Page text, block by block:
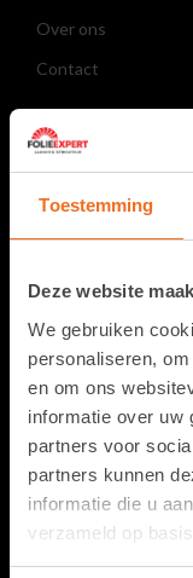
Toestemming
Deze website
We gebruiken
personaliseren,
en om ons
informatie over uw
partners voor
partners kunnen
informatie die u
verzameld op
Over ons
Contact
PPF folie
Ceramic coating ppf
Steenslag folie
Automotive paint
PPF folie kopen
Autoraam folie
Matte PPF folie
PPF porsche
PPF BMW